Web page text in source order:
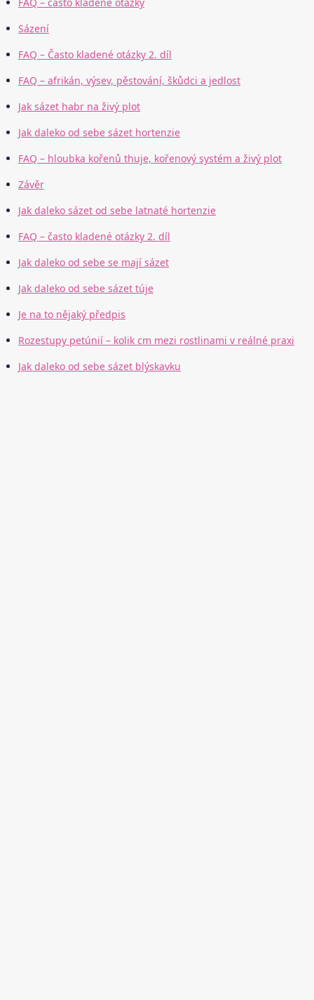
FAQ – často kladené otázky
Sázení
FAQ – Často kladené otázky 2. díl
FAQ – afrikán, výsev, pěstování, škůdci a jedlost
Jak sázet habr na živý plot
Jak daleko od sebe sázet hortenzie
FAQ – hloubka kořenů thuje, kořenový systém a živý plot
Závěr
Jak daleko sázet od sebe latnaté hortenzie
FAQ – často kladené otázky 2. díl
Jak daleko od sebe se mají sázet
Jak daleko od sebe sázet túje
Je na to nějaký předpis
Rozestupy petúnií – kolik cm mezi rostlinami v reálné praxi
Jak daleko od sebe sázet blýskavku